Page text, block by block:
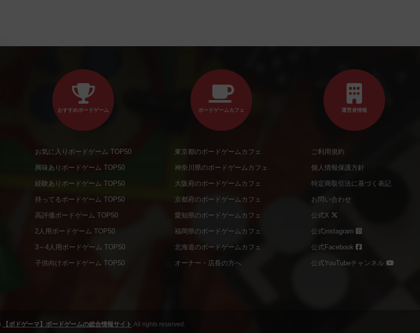
おすすめボードゲーム
お気に入りボードゲーム TOP50
興味ありボードゲーム TOP50
経験ありボードゲーム TOP50
持ってるボードゲーム TOP50
高評価ボードゲーム TOP50
2人用ボードゲーム TOP50
3～4人用ボードゲーム TOP50
子供向けボードゲーム TOP50
ボードゲームカフェ
東京都のボードゲームカフェ
神奈川県のボードゲームカフェ
大阪府のボードゲームカフェ
京都府のボードゲームカフェ
愛知県のボードゲームカフェ
福岡県のボードゲームカフェ
北海道のボードゲームカフェ
オーナー・店長の方へ
運営者情報
ご利用規約
個人情報保護方針
特定商取引法に基づく表記
お問い合わせ
公式X
公式instagram
公式Facebook
公式YouTubeチャンネル
【ボドゲーマ】ボードゲームの総合情報サイト All rights reserved.